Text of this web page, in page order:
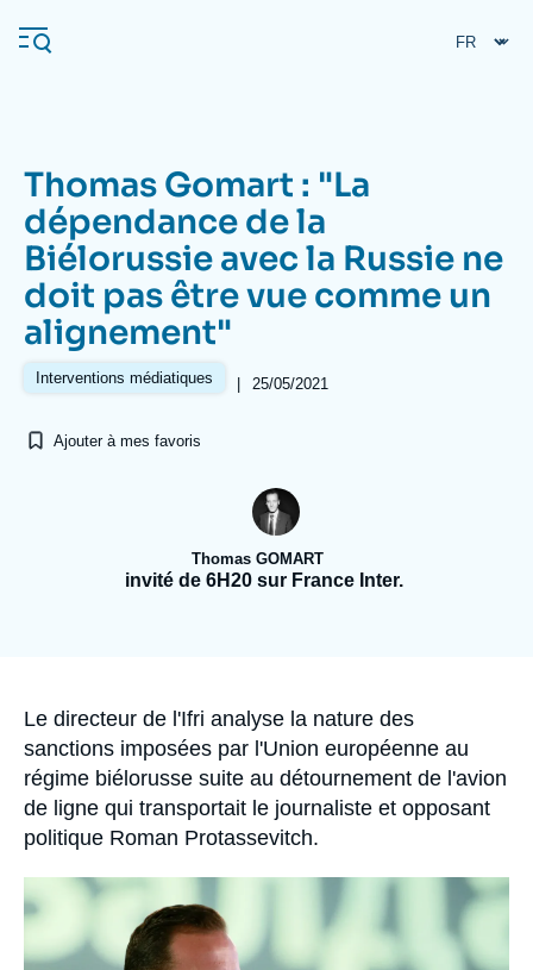
au
contenu
Navigation
principale
L'Ifri
Analyses
Se connecter
À propos de l'Ifri Recherches fréquentes
Thomas Gomart : "La
dépendance de la
Biélorussie avec la Russie ne
doit pas être vue comme un
alignement"
Interventions médiatiques | 25/05/2021
Ajouter à mes favoris
Thomas GOMART
invité de 6H20 sur France Inter.
Accroche
Le directeur de l'Ifri analyse la nature des
sanctions imposées par l'Union européenne au
régime biélorusse suite au détournement de l'avion
de ligne qui transportait le journaliste et opposant
politique Roman Protassevitch.
Image
principale
médiatique